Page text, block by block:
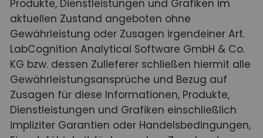
Produkte, Dienstleistungen und Grafiken im
aktuellen Zustand angeboten ohne
Gewährleistung oder Zusagen irgendeiner Art.
LabCognition Analytical Software GmbH & Co.
KG bzw. dessen Zulieferer schließen hiermit alle
Gewährleistungsansprüche und Bezug auf
Zusagen für diese Informationen, Produkte,
Dienstleistungen und Grafiken einschließlich
impliziter Garantien oder Handelsbedingungen,